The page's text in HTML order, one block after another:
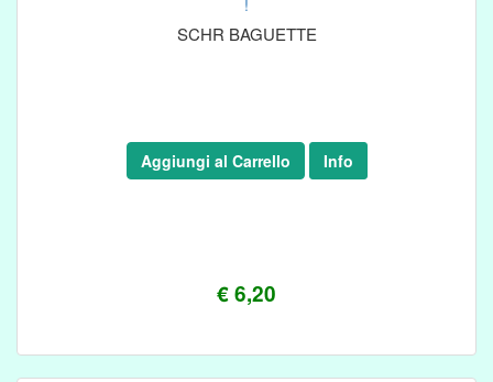
!
SCHR BAGUETTE
€ 6,20
Aggiungi al Carrello Info